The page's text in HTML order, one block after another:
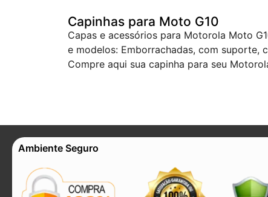
Capinhas para Moto G10
Capas e acessórios para Motorola Moto
e modelos: Emborrachadas, com suporte,
Compre aqui sua capinha para seu
Ambiente Seguro